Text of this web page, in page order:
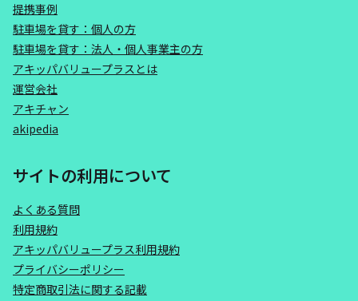
提携事例
駐車場を貸す：個人の方
駐車場を貸す：法人・個人事業主の方
アキッパバリュープラスとは
運営会社
アキチャン
akipedia
サイトの利用について
よくある質問
利用規約
アキッパバリュープラス利用規約
プライバシーポリシー
特定商取引法に関する記載